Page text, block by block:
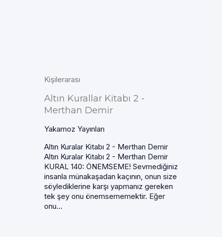
Kişilerarası
Altın Kurallar Kitabı 2 -
Merthan Demir
Yakamoz Yayınları
Altın Kuralar Kitabı 2 - Merthan Demir
Altın Kuralar Kitabı 2 - Merthan Demir
KURAL 140: ÖNEMSEME! Sevmediğiniz
insanla münakaşadan kaçının, onun size
söylediklerine karşı yapmanız gereken
tek şey onu önemsememektir. Eğer
onu...